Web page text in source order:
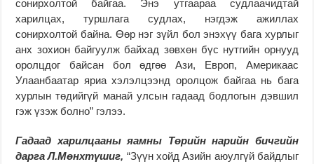
сонирхолтой байгаа. Энэ утгаараа судлаачидтай
харилцах, туршлага судлах, нэгдэж ажиллах
сонирхолтой байна. Өөр нэг зүйл бол энэхүү бага хурлыг
анх зохион байгуулж байхад зөвхөн бүс нутгийн орнууд
оролцдог байсан бол өдгөө Ази, Европ, Америкаас
Улаанбаатар яриа хэлэлцээнд оролцож байгаа нь бага
хурлын төдийгүй манай улсын гадаад бодлогын дэвшил
гэж үзэж болно” гэлээ.
Гадаад харилцааны яамны Төрийн нарийн бичгийн
дарга Л.Мөнхтүшиг, “Зүүн хойд Азийн аюулгүй байдлыг